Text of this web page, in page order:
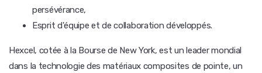
persévérance,
Esprit d'équipe et de collaboration développés.
Hexcel, cotée à la Bourse de New York, est un leader mondial
dans la technologie des matériaux composites de pointe, un